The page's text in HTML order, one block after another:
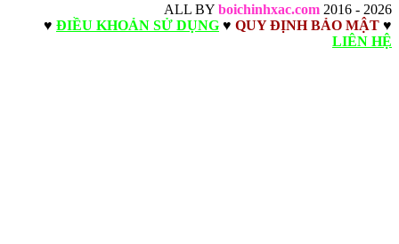
ALL BY boichinhxac.com 2016 - 2026
♥ ĐIỀU KHOẢN SỬ DỤNG ♥ QUY ĐỊNH BẢO MẬT ♥
LIÊN HỆ